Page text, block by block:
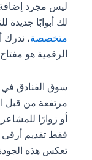
ليس مجرد إضافة
لك أبوابًا جديدة
متخصصة، ندرك
الرقمية هو
سوق الفنادق في
مرتفعة من قبل
أو زوارًا
فقط تقديم أرقى
تعكس هذه